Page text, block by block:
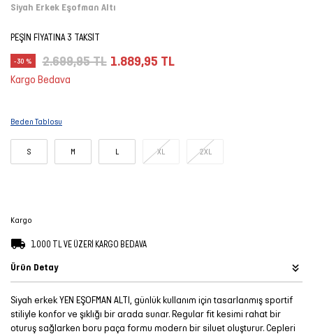
Siyah Erkek Eşofman Altı
PEŞİN FİYATINA 3 TAKSİT
-30 % 2.699,95 TL 1.889,95 TL
Kargo Bedava
Beden Tablosu
S M L XL 2XL
Kargo
1.000 TL VE ÜZERİ KARGO BEDAVA
Ürün Detay
Siyah erkek YEN EŞOFMAN ALTI, günlük kullanım için tasarlanmış sportif
stiliyle konfor ve şıklığı bir arada sunar. Regular fit kesimi rahat bir
oturuş sağlarken boru paça formu modern bir siluet oluşturur. Cepleri